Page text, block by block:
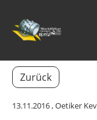
Zurück
13.11.2016, Oetiker